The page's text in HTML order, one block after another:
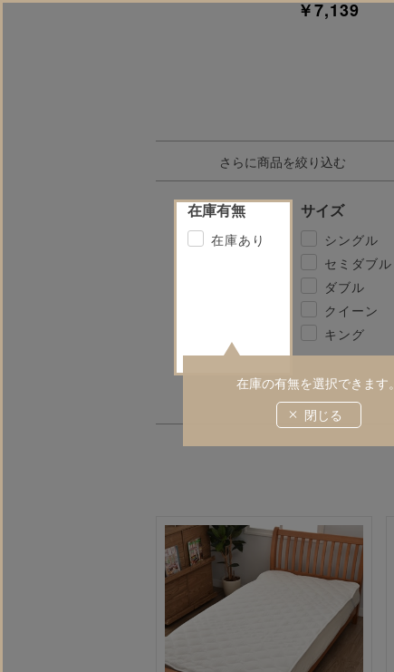
￥7,139
さらに商品を絞り込む
在庫有無
在庫あり
在庫の有無を選択できます。
閉じる
サイズ
シングル
セミダブル
ダブル
クイーン
キング